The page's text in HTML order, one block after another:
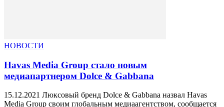
НОВОСТИ
Havas Media Group стало новым
медиапартнером Dolce & Gabbana
15.12.2021 Люксовый бренд Dolce & Gabbana назвал Havas
Media Group своим глобальным медиаагентством, сообщается